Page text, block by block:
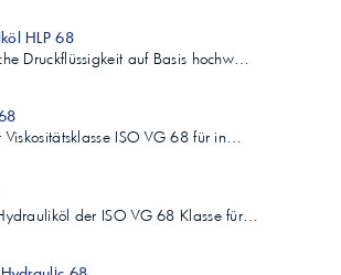
40/37/3 – Min.
HLP 68
Druckflüssigkeit auf Basis hochw…
ISO VG 68 für in…
der ISO VG 68 Klasse für…